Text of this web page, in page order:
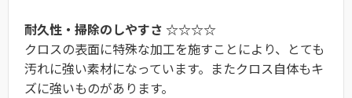
耐久性・掃除のしやすさ ☆☆☆☆
クロスの表面に特殊な加工を施すことにより、とても
汚れに強い素材になっています。またクロス自体もキ
ズに強いものがあります。